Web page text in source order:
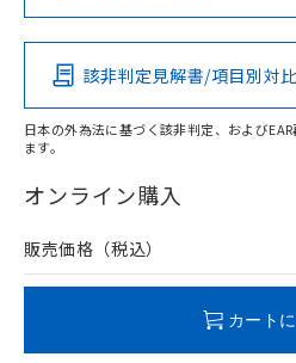
Pb Hg
O
在庫等で未対応品が混在する可
問い合わせください。
この製品の
その他の認証はこちらの
該非判定見解書/項目別対
日本の外為法に基づく該非判定、および
ます。
オンライン購入
販売価格（税込）
カート